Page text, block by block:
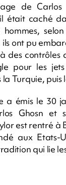
de Carlos
était caché
ils ont pu
des contrôles
pour les
la Turquie, puis
a émis le 30
Ghosn et
est rentré à
aux Etats-
qui lie